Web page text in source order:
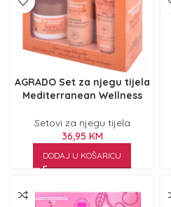
AGRADO Set za njegu tijela
Mediterranean Wellness
Setovi za njegu tijela
36,95 KM
DODAJ U KOŠARICU